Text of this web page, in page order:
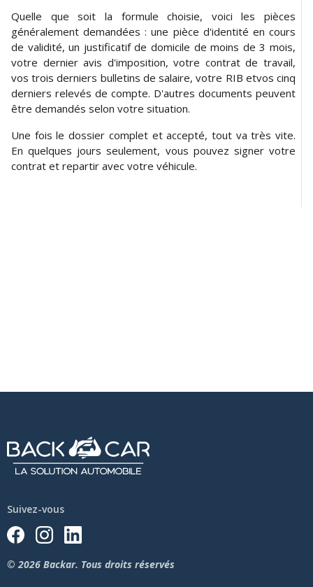
Quelle que soit la formule choisie, voici les pièces
généralement demandées : une pièce d'identité en cours
de validité, un justificatif de domicile de moins de 3 mois,
votre dernier avis d'imposition, votre contrat de travail,
vos trois derniers bulletins de salaire, votre RIB etvos cinq
derniers relevés de compte. D'autres documents peuvent
être demandés selon votre situation.
Une fois le dossier complet et accepté, tout va très vite.
En quelques jours seulement, vous pouvez signer votre
contrat et repartir avec votre véhicule.
Suivez-vous
© 2026 Backar. Tous droits réservés